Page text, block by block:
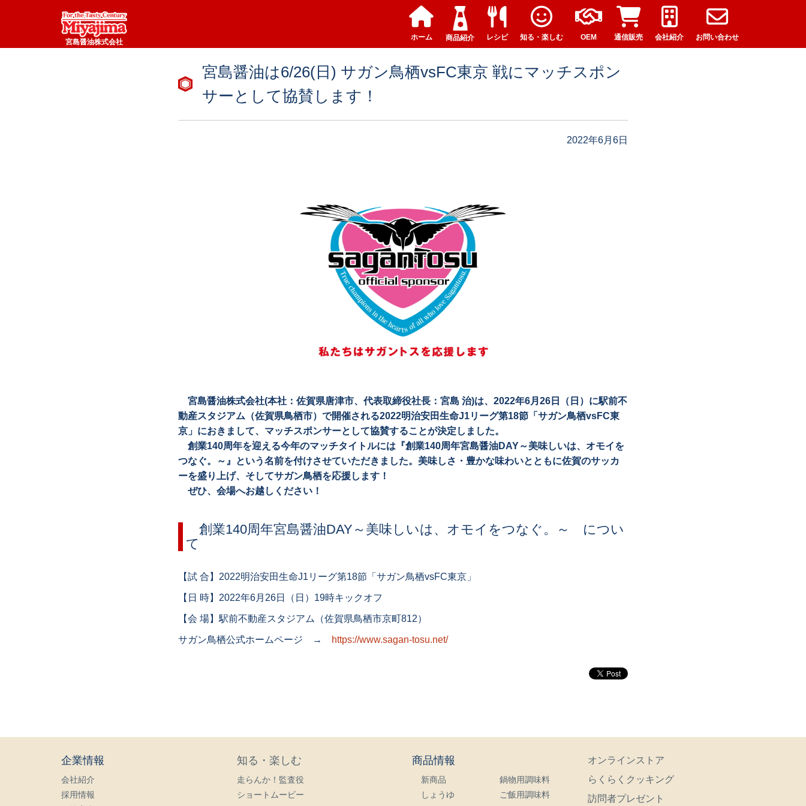
宮島醤油株式会社
ホーム 商品紹介 レシピ 知る・楽しむ OEM 通信販売 会社紹介 お問い合わせ
宮島醤油は6/26(日) サガン鳥栖vsFC東京 戦にマッチスポン
サーとして協賛します！
2022年6月6日
宮島醤油株式会社(本社：佐賀県唐津市、代表取締役社長：宮島 治)は、2022年6月26日（日）に駅前不
動産スタジアム（佐賀県鳥栖市）で開催される2022明治安田生命J1リーグ第18節「サガン鳥栖vsFC東
京」におきまして、マッチスポンサーとして協賛することが決定しました。
創業140周年を迎える今年のマッチタイトルには『創業140周年宮島醤油DAY～美味しいは、オモイを
つなぐ。～』という名前を付けさせていただきました。美味しさ・豊かな味わいとともに佐賀のサッカ
ーを盛り上げ、そしてサガン鳥栖を応援します！
ぜひ、会場へお越しください！
創業140周年宮島醤油DAY～美味しいは、オモイをつなぐ。～ につい
て
【試 合】2022明治安田生命J1リーグ第18節「サガン鳥栖vsFC東京」
【日 時】2022年6月26日（日）19時キックオフ
【会 場】駅前不動産スタジアム（佐賀県鳥栖市京町812）
サガン鳥栖公式ホームページ → https://www.sagan-tosu.net/
企業情報
会社紹介
採用情報
知る・楽しむ
走らんか！監査役
ショートムービー
商品情報
新商品
しょうゆ
鍋物用調味料
ご飯用調味料
オンラインストア
らくらくクッキング
訪問者プレゼント